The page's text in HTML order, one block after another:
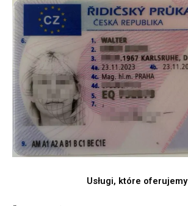
Usługi, które oferujemy